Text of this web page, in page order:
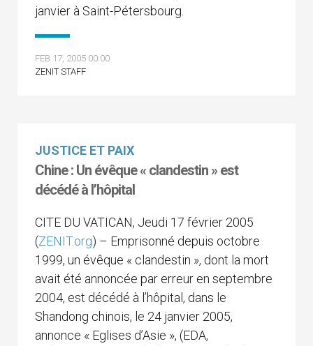
janvier à Saint-Pétersbourg.
FEB 17, 2005 00:00
ZENIT STAFF
JUSTICE ET PAIX
Chine : Un évêque « clandestin » est
décédé à l’hôpital
CITE DU VATICAN, Jeudi 17 février 2005
(ZENIT.org) – Emprisonné depuis octobre
1999, un évêque « clandestin », dont la mort
avait été annoncée par erreur en septembre
2004, est décédé à l’hôpital, dans le
Shandong chinois, le 24 janvier 2005,
annonce « Eglises d’Asie », (EDA,